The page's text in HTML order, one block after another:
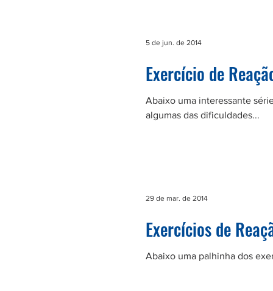
Exercício de
Abaixo uma interessante
algumas das dificuldades...
5 de jun. de 2014
Exercícios de
Abaixo uma palhinha dos
29 de mar. de 2014